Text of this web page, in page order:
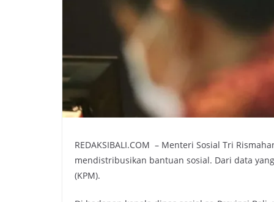
REDAKSIBALI.COM – Menteri Sosial Tri
mendistribusikan bantuan sosial. Dari data
(KPM).